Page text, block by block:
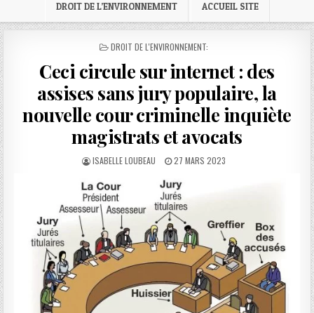
DROIT DE L’ENVIRONNEMENT ACCUEIL SITE
POSTED
DROIT DE L'ENVIRONNEMENT:
Ceci circule sur internet : des
assises sans jury populaire, la
nouvelle cour criminelle inquiète
magistrats et avocats
AUTHOR:
ISABELLE LOUBEAU
PUBLISHED
27 MARS 2023